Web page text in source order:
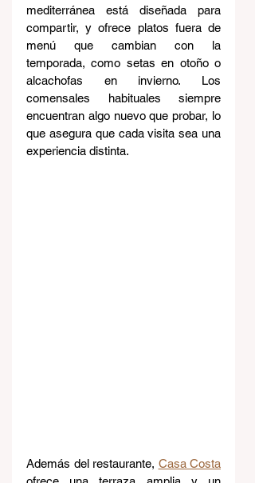
mediterránea está diseñada para
compartir, y ofrece platos fuera de
menú que cambian con la
temporada, como setas en otoño o
alcachofas en invierno. Los
comensales habituales siempre
encuentran algo nuevo que probar, lo
que asegura que cada visita sea una
experiencia distinta.
Además del restaurante, Casa Costa